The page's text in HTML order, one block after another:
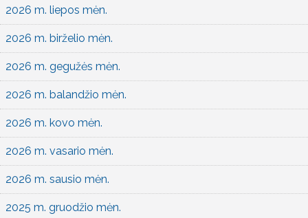
2026 m. liepos mėn.
2026 m. birželio mėn.
2026 m. gegužės mėn.
2026 m. balandžio mėn.
2026 m. kovo mėn.
2026 m. vasario mėn.
2026 m. sausio mėn.
2025 m. gruodžio mėn.